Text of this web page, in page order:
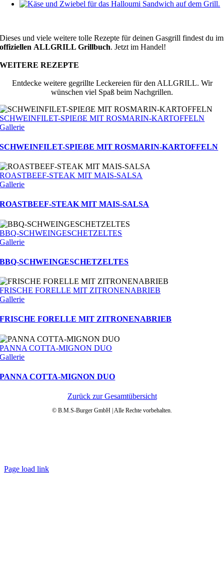
Dieses und viele weitere tolle Rezepte für deinen Gasgrill findest du im
offiziellen ALLGRILL Grillbuch. Jetzt im Handel!
WEITERE REZEPTE
Entdecke weitere gegrillte Leckereien für den ALLGRILL. Wir
wünschen viel Spaß beim Nachgrillen.
SCHWEINFILET-SPIEẞE MIT ROSMARIN-KARTOFFELN
Gallerie
SCHWEINFILET-SPIEẞE MIT ROSMARIN-KARTOFFELN
ROASTBEEF-STEAK MIT MAIS-SALSA
Gallerie
ROASTBEEF-STEAK MIT MAIS-SALSA
BBQ-SCHWEINGESCHETZELTES
Gallerie
BBQ-SCHWEINGESCHETZELTES
FRISCHE FORELLE MIT ZITRONENABRIEB
Gallerie
FRISCHE FORELLE MIT ZITRONENABRIEB
PANNA COTTA-MIGNON DUO
Gallerie
PANNA COTTA-MIGNON DUO
Zurück zur Gesamtübersicht
© B.M.S-Burger GmbH | Alle Rechte vorbehalten.
Page load link